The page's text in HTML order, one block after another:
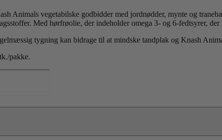
Animals vegetabilske godbidder med jordnødder, mynte og
Med hørfrøolie, der indeholder omega 3- og 6-fedtsyrer,
tygning kan bidrage til at mindske tandplak og Knash
pakke.